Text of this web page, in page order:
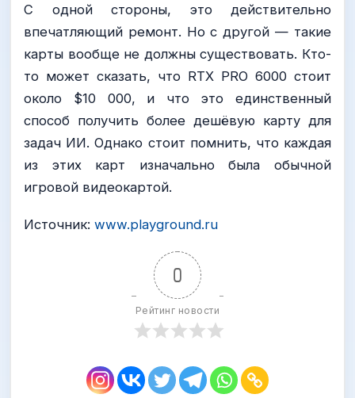
С одной стороны, это действительно
впечатляющий ремонт. Но с другой — такие
карты вообще не должны существовать. Кто-
то может сказать, что RTX PRO 6000 стоит
около $10 000, и что это единственный
способ получить более дешёвую карту для
задач ИИ. Однако стоит помнить, что каждая
из этих карт изначально была обычной
игровой видеокартой.
Источник: www.playground.ru
0
Рейтинг новости